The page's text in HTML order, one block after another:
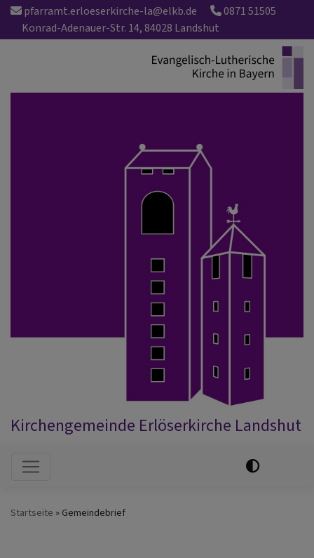
Direkt
Inhalt
pfarramt.erloeserkirche-la@elkb.de
0871 51505
Konrad-Adenauer-Str. 14, 84028 Landshut
Kirchengemeinde Erlöserkirche Landshut
Hauptnavigation
Startseite Gemeindebrief